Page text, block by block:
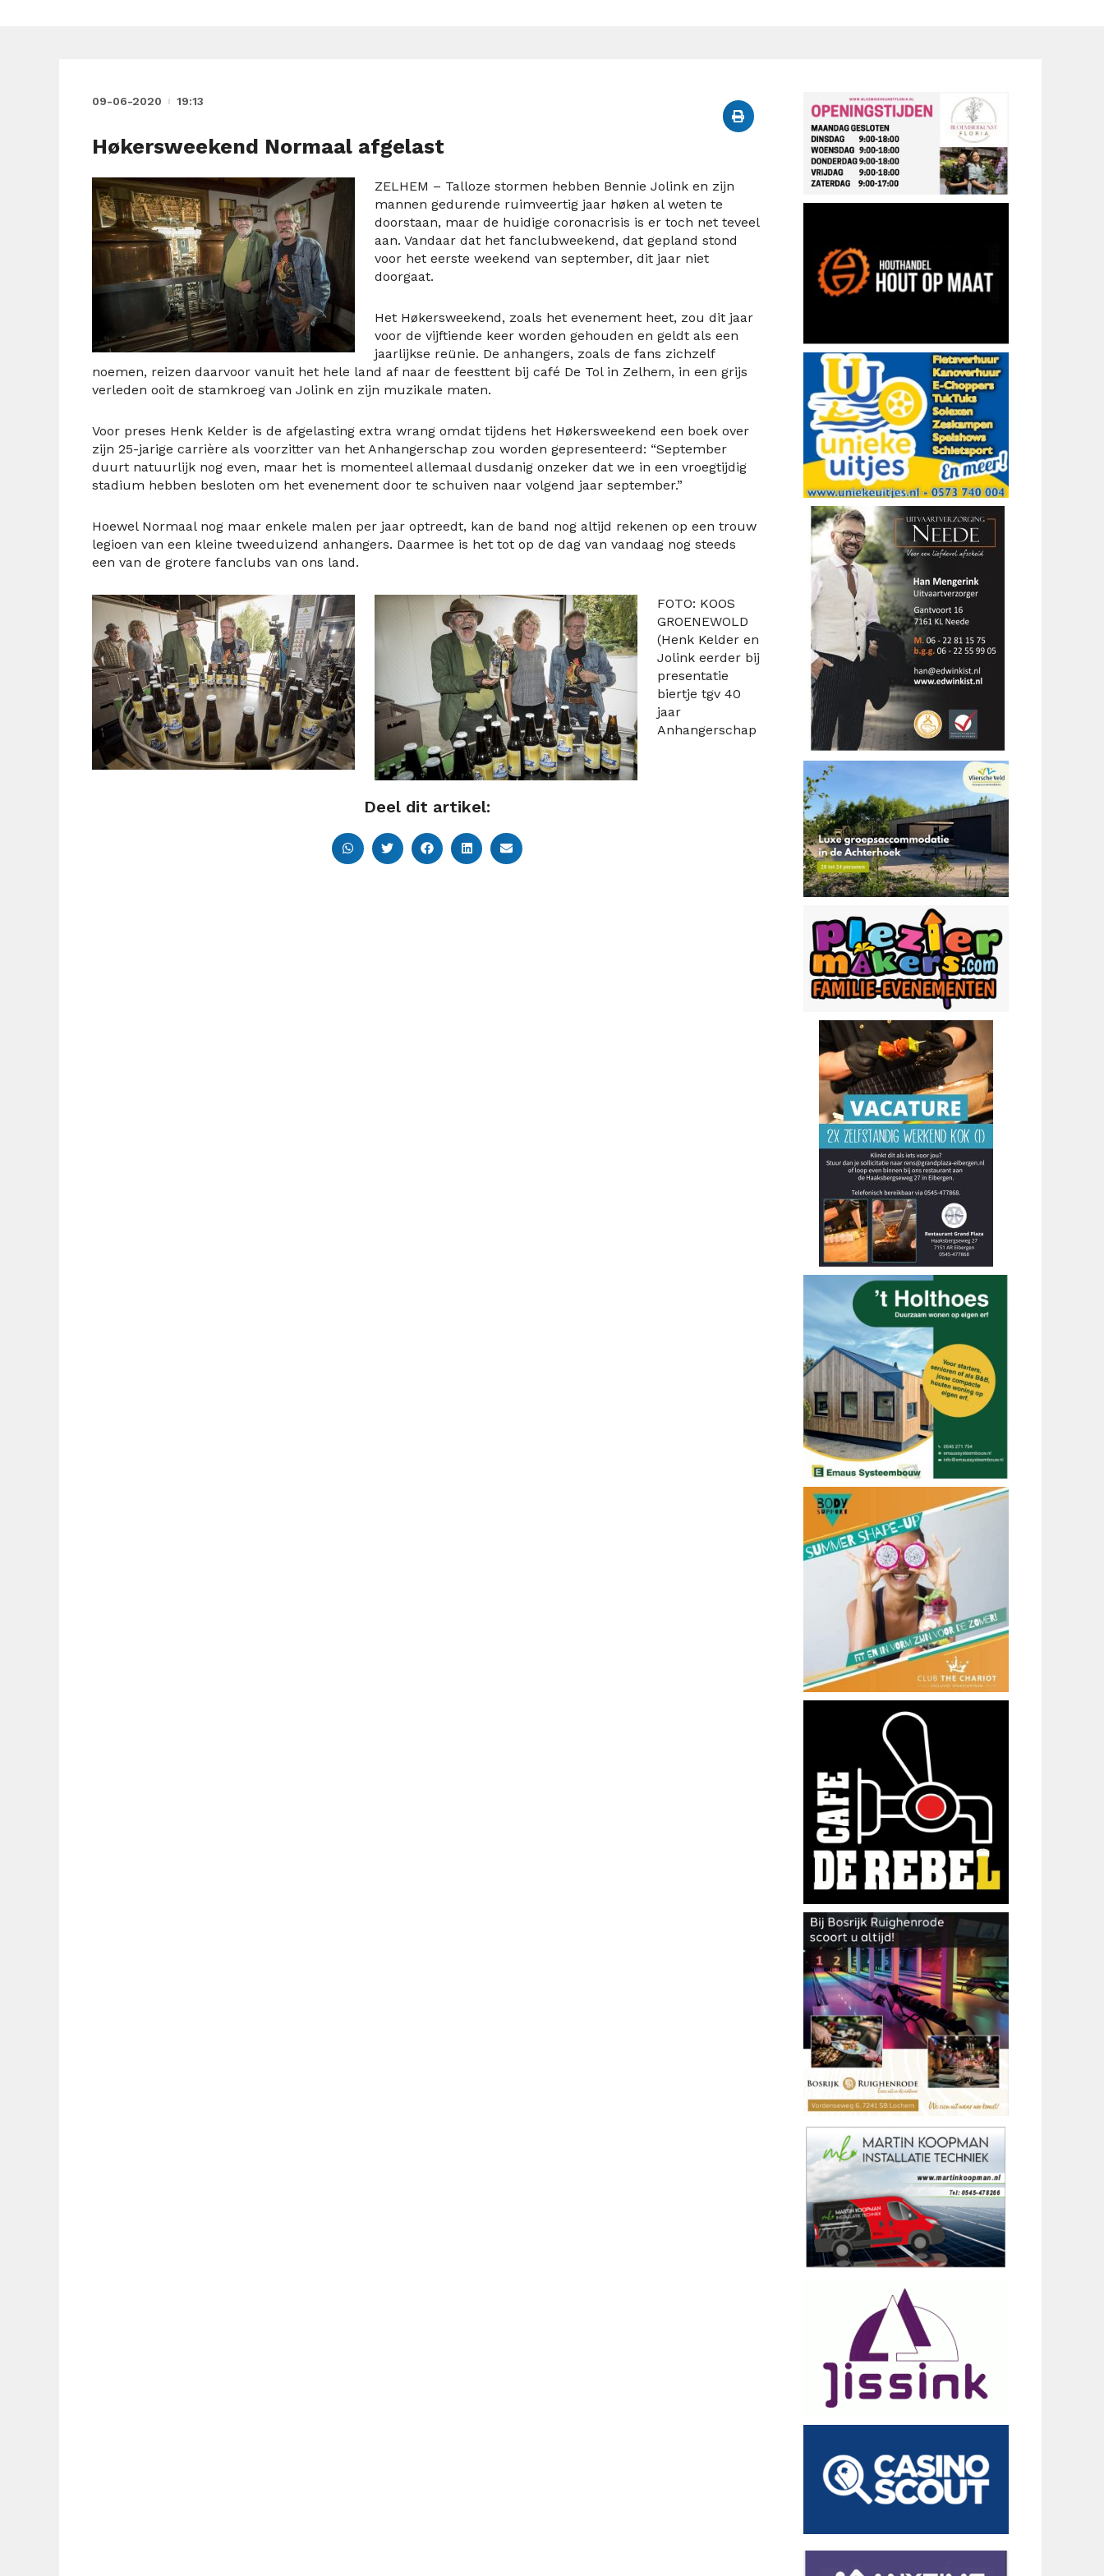
09-06-2020 19:13
Høkersweekend Normaal afgelast
ZELHEM – Talloze stormen hebben Bennie Jolink en zijn
mannen gedurende ruimveertig jaar høken al weten te
doorstaan, maar de huidige coronacrisis is er toch net teveel
aan. Vandaar dat het fanclubweekend, dat gepland stond
voor het eerste weekend van september, dit jaar niet
doorgaat.
Het Høkersweekend, zoals het evenement heet, zou dit jaar
voor de vijftiende keer worden gehouden en geldt als een
jaarlijkse reünie. De anhangers, zoals de fans zichzelf
noemen, reizen daarvoor vanuit het hele land af naar de feesttent bij café De Tol in Zelhem, in een grijs
verleden ooit de stamkroeg van Jolink en zijn muzikale maten.
Voor preses Henk Kelder is de afgelasting extra wrang omdat tijdens het Høkersweekend een boek over
zijn 25-jarige carrière als voorzitter van het Anhangerschap zou worden gepresenteerd: “September
duurt natuurlijk nog even, maar het is momenteel allemaal dusdanig onzeker dat we in een vroegtijdig
stadium hebben besloten om het evenement door te schuiven naar volgend jaar september.”
Hoewel Normaal nog maar enkele malen per jaar optreedt, kan de band nog altijd rekenen op een trouw
legioen van een kleine tweeduizend anhangers. Daarmee is het tot op de dag van vandaag nog steeds
een van de grotere fanclubs van ons land.
FOTO: KOOS
GROENEWOLD
(Henk Kelder en
Jolink eerder bij
presentatie
biertje tgv 40
jaar
Anhangerschap
Deel dit artikel: